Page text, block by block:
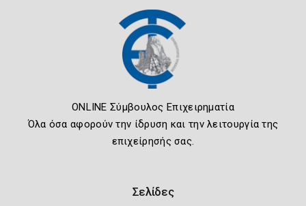
ONLINE Σύμβουλος Επιχειρηματία
Όλα όσα αφορούν την ίδρυση και την λειτουργία της
επιχείρησής σας.
Σελίδες